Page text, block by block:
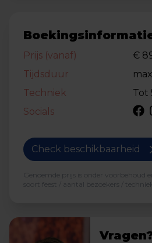
Prijs (vanaf)
€
Tijdsduur
Techniek
Tot
Socials
Check beschikbaarheid
Genoemde prijs is onder voorbehoud
soort feest / aantal bezoekers /